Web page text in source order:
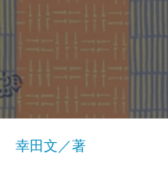
幸田文／著